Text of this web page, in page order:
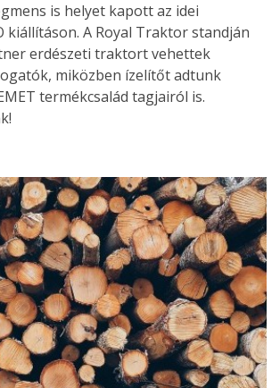
is helyet kapott az idei
kiállításon. A Royal Traktor standján
erdészeti traktort vehettek
miközben ízelítőt adtunk
termékcsalád tagjairól is.